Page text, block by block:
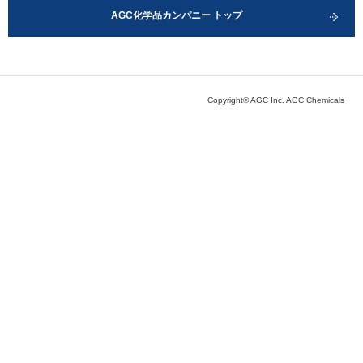
AGC化学品カンパニー トップ
Copyright© AGC Inc. AGC Chemicals